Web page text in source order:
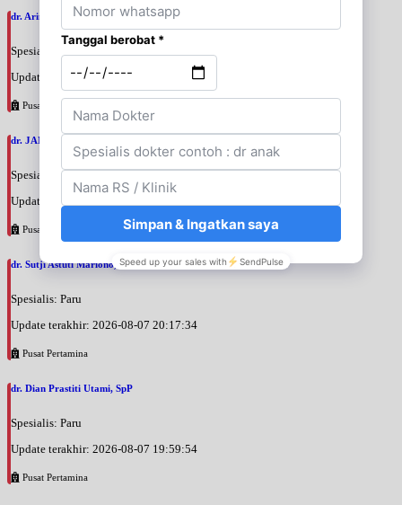
dr. Arini Purwono, SpP
Spesialis: Paru
Update terakhir: 2026-08-07 20:25:58
Pusat Pertamina
dr. JANUAR HABIBI, SpP
Spesialis: Paru
Update terakhir: 2026-08-07 20:23:50
Pusat Pertamina
dr. Sutji Astuti Mariono, SpP
Spesialis: Paru
Update terakhir: 2026-08-07 20:17:34
Pusat Pertamina
dr. Dian Prastiti Utami, SpP
Spesialis: Paru
Update terakhir: 2026-08-07 19:59:54
Pusat Pertamina